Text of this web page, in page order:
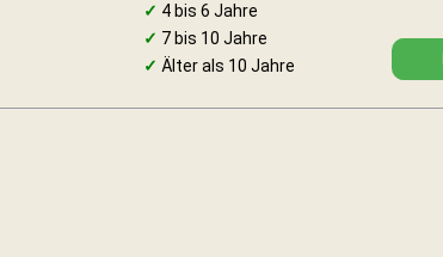
✓ 4 bis 6 Jahre
✓ 7 bis 10 Jahre
✓ Älter als 10 Jahre